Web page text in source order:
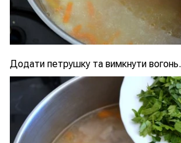
Додати петрушку та вимкнути вогонь.